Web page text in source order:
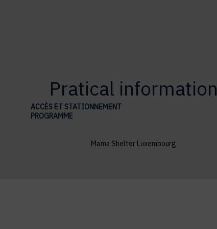
Pratical information
ACCÈS ET STATIONNEMENT
PROGRAMME
Mama Shelter Luxembourg